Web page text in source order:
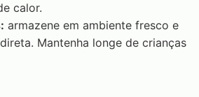
calor.
armazene em ambiente fresco e
Mantenha longe de crianças